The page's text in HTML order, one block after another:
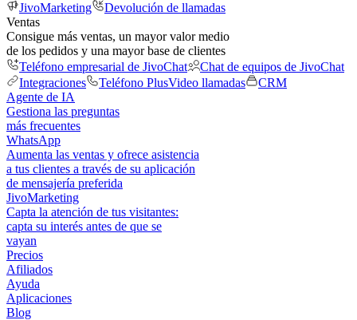
JivoMarketing
Devolución de llamadas
Ventas
Consigue más ventas, un mayor valor medio
de los pedidos y una mayor base de clientes
Teléfono empresarial de JivoChat
Chat de equipos de JivoChat
Integraciones
Teléfono PlusVideo llamadas
CRM
Agente de IA
Gestiona las preguntas
más frecuentes
WhatsApp
Aumenta las ventas y ofrece asistencia
a tus clientes a través de su aplicación
de mensajería preferida
JivoMarketing
Capta la atención de tus visitantes:
capta su interés antes de que se
vayan
Precios
Afiliados
Ayuda
Aplicaciones
Blog